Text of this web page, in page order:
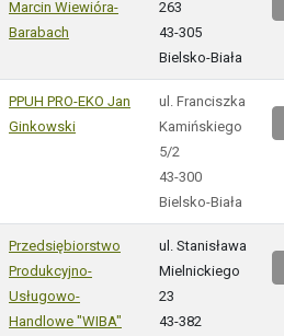
Marcin Wiewióra-
Barabach
263
43-305
Bielsko-Biała
PPUH PRO-EKO Jan
Ginkowski
ul. Franciszka
Kamińskiego
5/2
43-300
Bielsko-Biała
Przedsiębiorstwo
Produkcyjno-
Usługowo-
Handlowe "WIBA"
ul. Stanisława
Mielnickiego
23
43-382